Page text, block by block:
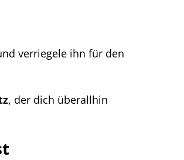
verriegele ihn für den
, der dich überallhin